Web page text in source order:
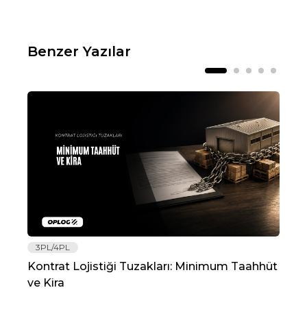
Benzer Yazılar
3PL/4PL
Kontrat Lojistiği Tuzakları: Minimum Taahhüt
ve Kira